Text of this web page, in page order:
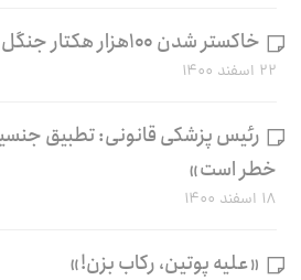
خاکستر شدن ۱۰۰هزار هکتار جنگل و مرتع طی ۵ سال
۲۲ اسفند ۱۴۰۰
رئیس پزشکی قانونی: تطبیق
خطر است»
۱۸ اسفند ۱۴۰۰
«علیه پوتین، رکاب بزن!»